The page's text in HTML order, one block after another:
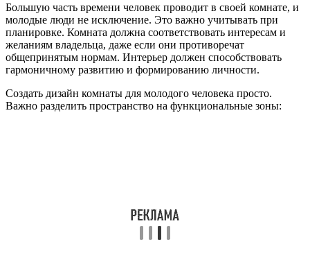
Большую часть времени человек проводит в своей комнате, и
молодые люди не исключение. Это важно учитывать при
планировке. Комната должна соответствовать интересам и
желаниям владельца, даже если они противоречат
общепринятым нормам. Интерьер должен способствовать
гармоничному развитию и формированию личности.
Создать дизайн комнаты для молодого человека просто.
Важно разделить пространство на функциональные зоны: